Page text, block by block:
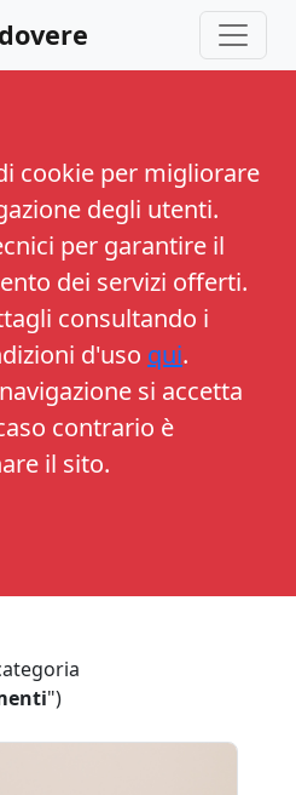
cookie per migliorare
degli utenti.
per garantire il
dei servizi offerti.
consultando i
d'uso qui.
si accetta
contrario è
il sito.
")